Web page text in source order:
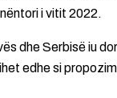
i vitit 2022.
dhe Serbisë iu
edhe si